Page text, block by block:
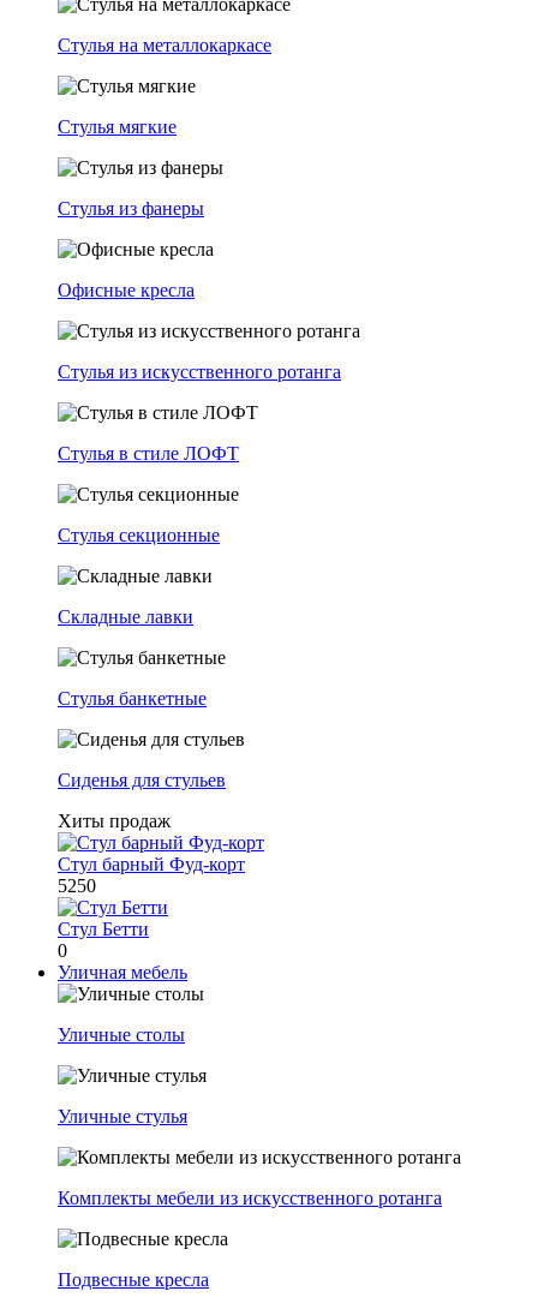
Стулья на металлокаркасе
Стулья мягкие
Стулья из фанеры
Офисные кресла
Стулья из искусственного ротанга
Стулья в стиле ЛОФТ
Стулья секционные
Складные лавки
Стулья банкетные
Сиденья для стульев
Хиты продаж
Стул барный Фуд-корт
5250
Стул Бетти
0
Уличная мебель
Уличные столы
Уличные стулья
Комплекты мебели из искусственного ротанга
Подвесные кресла